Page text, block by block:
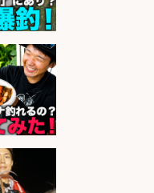
理
社
ボックス
加
ックス